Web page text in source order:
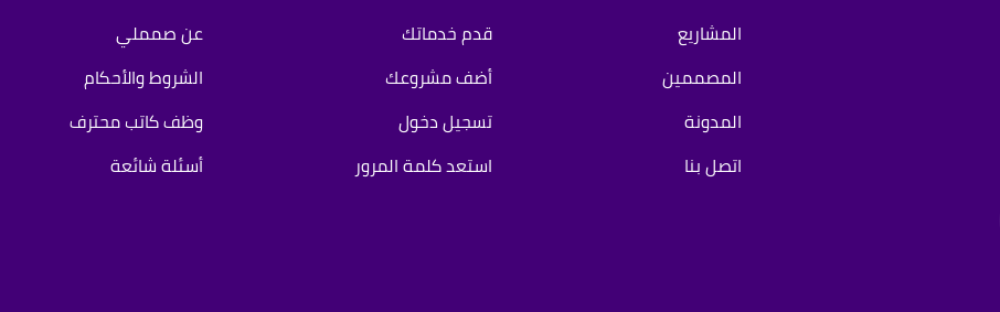
المشاريع
المصممين
المدونة
اتصل بنا
قدم خدماتك
أضف مشروعك
تسجيل دخول
استعد كلمة المرور
عن صمملي
الشروط والأحكام
وظف كاتب محترف
أسئلة شائعة